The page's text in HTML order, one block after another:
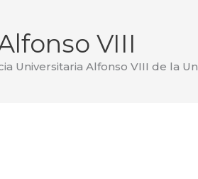
VIII
Universitaria Alfonso VIII de la